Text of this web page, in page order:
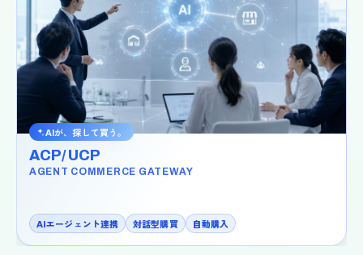
AIが、探して買う。
ACP / UCP
AGENT COMMERCE GATEWAY
AIエージェント連携 対話型購買 自動購入